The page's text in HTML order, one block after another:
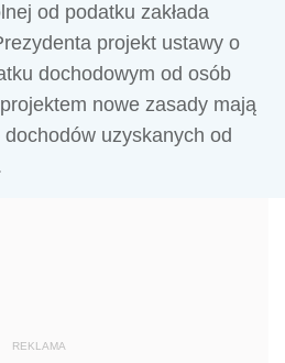
od podatku zakłada
projekt ustawy o
dochodowym od osób
nowe zasady mają
uzyskanych od
REKLAMA